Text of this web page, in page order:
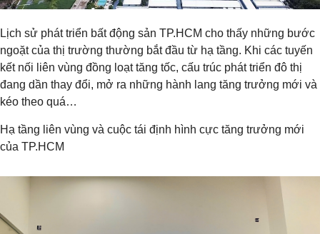
Lịch sử phát triển bất động sản TP.HCM cho thấy những bước
ngoặt của thị trường thường bắt đầu từ hạ tầng. Khi các tuyến
kết nối liên vùng đồng loạt tăng tốc, cấu trúc phát triển đô thị
đang dần thay đổi, mở ra những hành lang tăng trưởng mới và
kéo theo quá…
Hạ tầng liên vùng và cuộc tái định hình cực tăng trưởng mới
của TP.HCM